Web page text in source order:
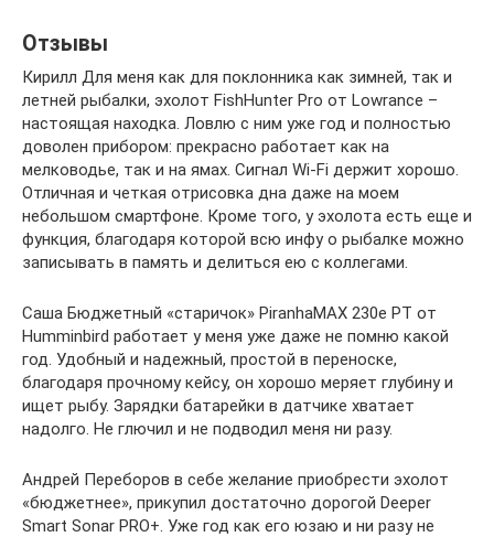
Отзывы
Кирилл Для меня как для поклонника как зимней, так и
летней рыбалки, эхолот FishHunter Pro от Lowrance –
настоящая находка. Ловлю с ним уже год и полностью
доволен прибором: прекрасно работает как на
мелководье, так и на ямах. Сигнал Wi-Fi держит хорошо.
Отличная и четкая отрисовка дна даже на моем
небольшом смартфоне. Кроме того, у эхолота есть еще и
функция, благодаря которой всю инфу о рыбалке можно
записывать в память и делиться ею с коллегами.
Саша Бюджетный «старичок» PiranhaMAX 230e PT от
Humminbird работает у меня уже даже не помню какой
год. Удобный и надежный, простой в переноске,
благодаря прочному кейсу, он хорошо меряет глубину и
ищет рыбу. Зарядки батарейки в датчике хватает
надолго. Не глючил и не подводил меня ни разу.
Андрей Переборов в себе желание приобрести эхолот
«бюджетнее», прикупил достаточно дорогой Deeper
Smart Sonar PRO+. Уже год как его юзаю и ни разу не